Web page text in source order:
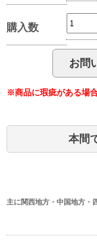
購入数
※商品に瑕疵がある場
本間
主に関西地方・中国地方・